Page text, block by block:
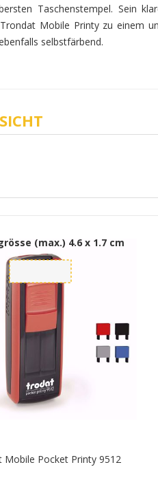
Taschenstempel. Sein
Mobile Printy zu einem
selbstfärbend.
Mobile Pocket Printy 9512
(max.) 4.6 x 1.7 cm